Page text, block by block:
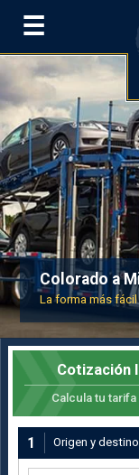
☰
Colorado a
La forma más
Cotización
Calcula tu
1 Origen y destino